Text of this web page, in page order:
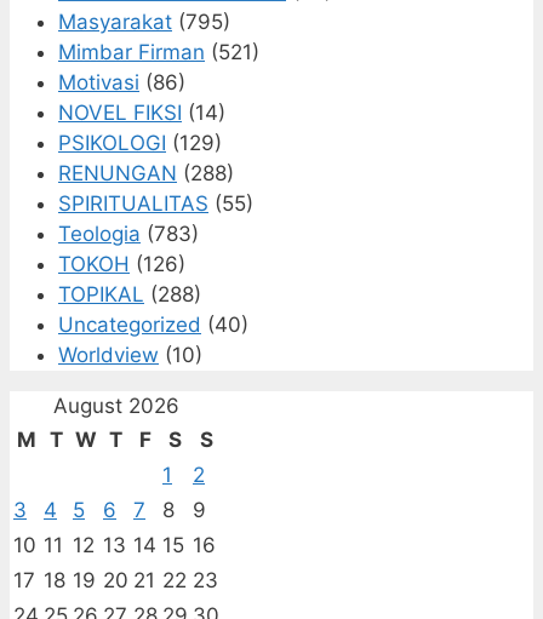
Masyarakat (795)
Mimbar Firman (521)
Motivasi (86)
NOVEL FIKSI (14)
PSIKOLOGI (129)
RENUNGAN (288)
SPIRITUALITAS (55)
Teologia (783)
TOKOH (126)
TOPIKAL (288)
Uncategorized (40)
Worldview (10)
August 2026
M T W T F S
S
1
2
3
4 5 6 7 8
9
10 11 12 13 14 15 16
17 18 19 20 21 22 23